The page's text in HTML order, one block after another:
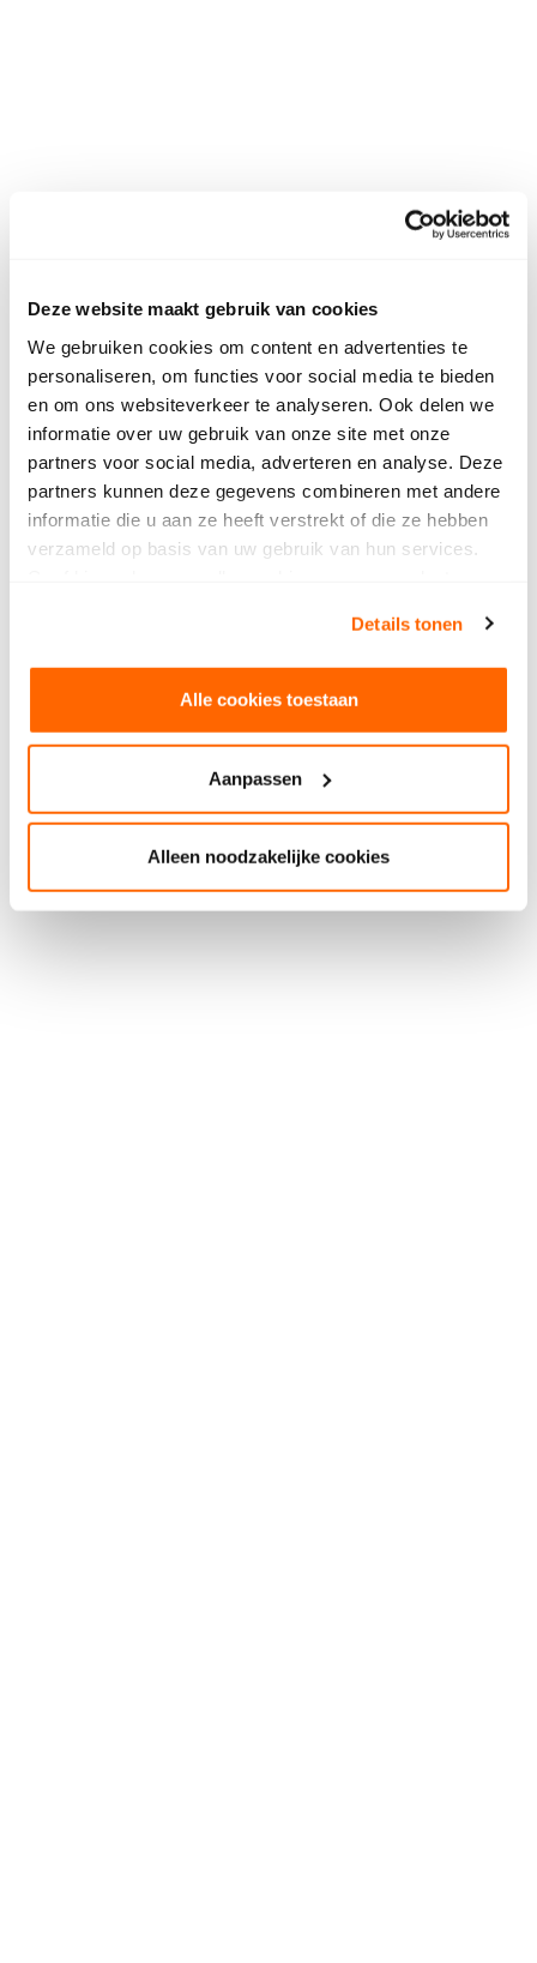
Deze website maakt gebruik van cookies
We gebruiken cookies om content en advertenties te
personaliseren, om functies voor social media te bieden
en om ons websiteverkeer te analyseren. Ook delen we
informatie over uw gebruik van onze site met onze
partners voor social media, adverteren en analyse. Deze
partners kunnen deze gegevens combineren met andere
informatie die u aan ze heeft verstrekt of die ze hebben
verzameld op basis van uw gebruik van hun services.
Details tonen
Alle cookies toestaan
Aanpassen
Alleen noodzakelijke cookies